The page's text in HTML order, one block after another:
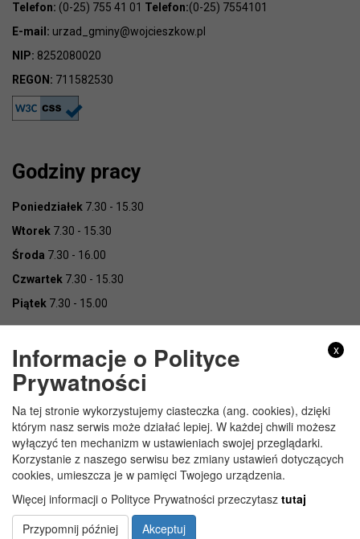
Telefon: (0-25) 755 41 01 Telefon:(0-25) 7554101
E-mail: urzad_gminy@wojcieszkow.pl
NIP: 8252080020
REGON: 711582530
Godziny pracy
Poniedziałek 7.30 - 15.30
Wtorek 7.30 - 15.30
Środa 7.30 - 16.00
Czwartek 7.30 - 15.30
Piątek 7.30 - 15.00
Copyright © Urząd Gminy Wojcieszków
x
Informacje o Polityce
Prywatności
Na tej stronie wykorzystujemy ciasteczka (ang. cookies), dzięki
którym nasz serwis może działać lepiej. W każdej chwili możesz
wyłączyć ten mechanizm w ustawieniach swojej przeglądarki.
Korzystanie z naszego serwisu bez zmiany ustawień dotyczących
cookies, umieszcza je w pamięci Twojego urządzenia.
Więcej informacji o Polityce Prywatności przeczytasz tutaj
Przypomnij później
Akceptuj